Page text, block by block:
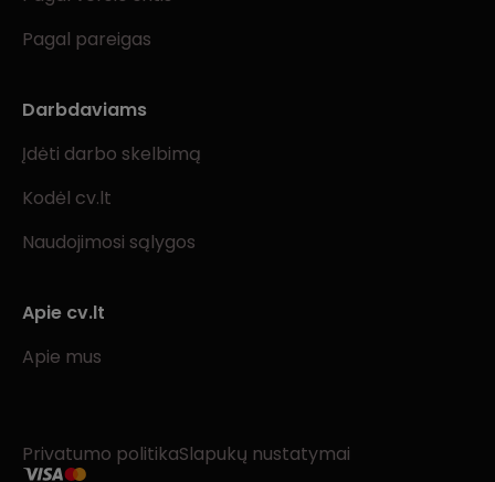
Pagal pareigas
Darbdaviams
Įdėti darbo skelbimą
Kodėl cv.lt
Naudojimosi sąlygos
Apie cv.lt
Apie mus
Privatumo politikaSlapukų nustatymai